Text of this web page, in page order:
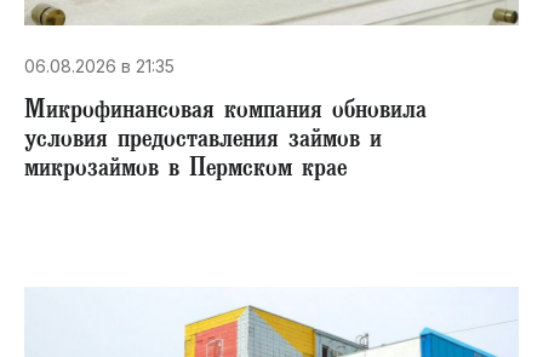
06.08.2026 в 21:35
Микрофинансовая компания обновила
условия предоставления займов и
микрозаймов в Пермском крае